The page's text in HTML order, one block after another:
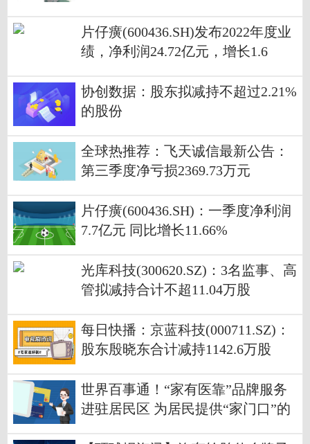
片仔癀(600436.SH)发布2022年度业
绩，净利润24.72亿元，增长1.6
协创数据：股东拟减持不超过2.21%
的股份
全球热推荐：飞天诚信最新公告：
第三季度净亏损2369.73万元
片仔癀(600436.SH)：一季度净利润
7.7亿元 同比增长11.66%
光库科技(300620.SZ)：3名监事、高
管拟减持合计不超11.04万股
每日快播：京蓝科技(000711.SZ)：
股东殷晓东合计减持1142.6万股
世界百事通！“家有医靠”品牌服务
进驻居民区 为居民提供“家门口”的